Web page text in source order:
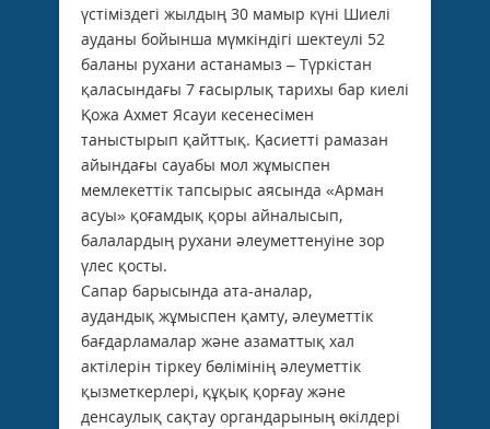
үстіміздегі жылдың 30 мамыр күні Шиелі
ауданы бойынша мүмкіндігі шектеулі 52
баланы рухани астанамыз – Түркістан
қаласындағы 7 ғасырлық тарихы бар киелі
Қожа Ахмет Ясауи кесенесімен
таныстырып қайттық. Қасиетті рамазан
айындағы сауабы мол жұмыспен
мемлекеттік тапсырыс аясында «Арман
асуы» қоғамдық қоры айналысып,
балалардың рухани әлеуметтенуіне зор
үлес қосты.
Сапар барысында ата-аналар,
ау­дан­дық жұмыспен қамту, әлеуметтік
бағдарламалар және аза­мат­тық хал
актілерін тіркеу бөлімінің әлеуметтік
қызметкерлері, құқық қорғау және
денсаулық сақтау ор­гандарының өкілдері